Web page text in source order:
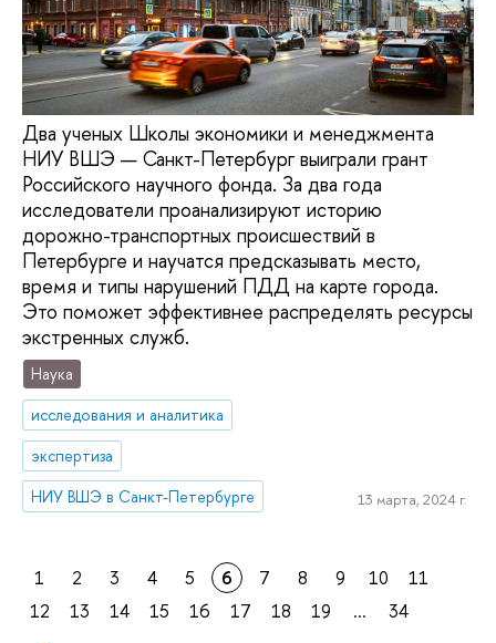
Два ученых Школы экономики и менеджмента
НИУ ВШЭ — Санкт-Петербург выиграли грант
Российского научного фонда. За два года
исследователи проанализируют историю
дорожно-транспортных происшествий в
Петербурге и научатся предсказывать место,
время и типы нарушений ПДД на карте города.
Это поможет эффективнее распределять ресурсы
экстренных служб.
Наука
исследования и аналитика
экспертиза
НИУ ВШЭ в Санкт-Петербурге
13 марта, 2024 г.
1 2 3 4 5 6 7 8 9 10
11
12
13 14 15 16 17 18 19 ... 34